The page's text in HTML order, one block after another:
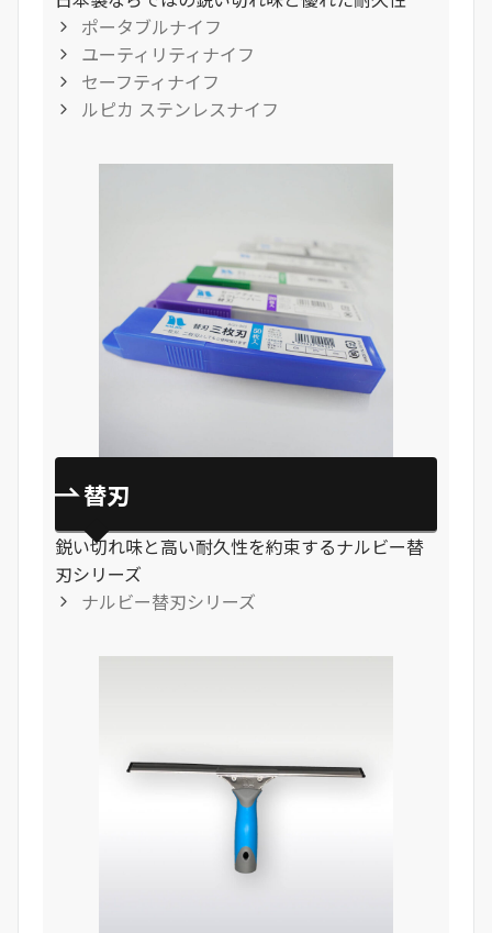
ポータブルナイフ
ユーティリティナイフ
セーフティナイフ
ルピカ ステンレスナイフ
替刃
鋭い切れ味と高い耐久性を約束するナルビー替
刃シリーズ
ナルビー替刃シリーズ